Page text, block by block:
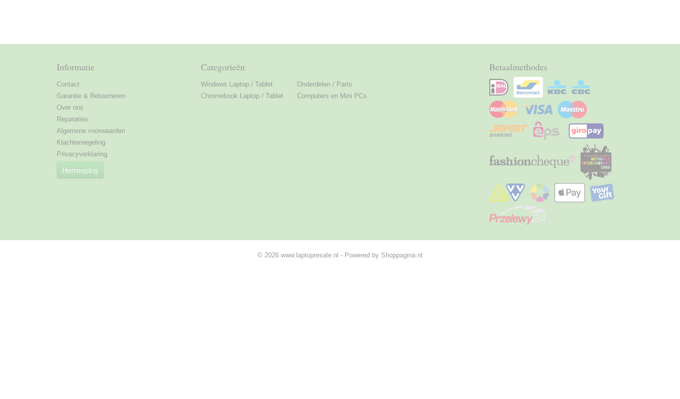
Informatie
Contact
Garantie & Retourneren
Over ons
Reparaties
Algemene voorwaarden
Klachtenregeling
Privacyverklaring
Herroeping
Categorieën
Windows Laptop / Tablet
Chromebook Laptop / Tablet
Onderdelen / Parts
Computers en Mini PCs
Betaalmethodes
© 2026 www.laptopresale.nl - Powered by Shoppagina.nl